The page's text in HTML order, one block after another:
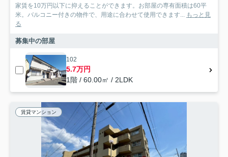
家賃を10万円以下に抑えることができます。お部屋の専有面積は60平
米。バルコニー付きの物件で、用途に合わせて使用できます... もっと見
る
募集中の部屋
102
5.7万円
1階 / 60.00㎡ / 2LDK
賃貸マンション